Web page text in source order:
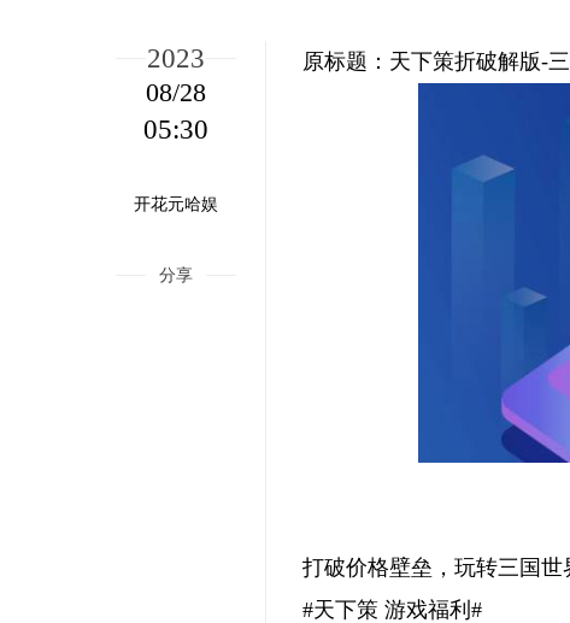
2023
08/28
05:30
开花元哈娱
分享
原标题：天下策折破解版-
打破价格壁垒，玩转三国世
#天下策 游戏福利#